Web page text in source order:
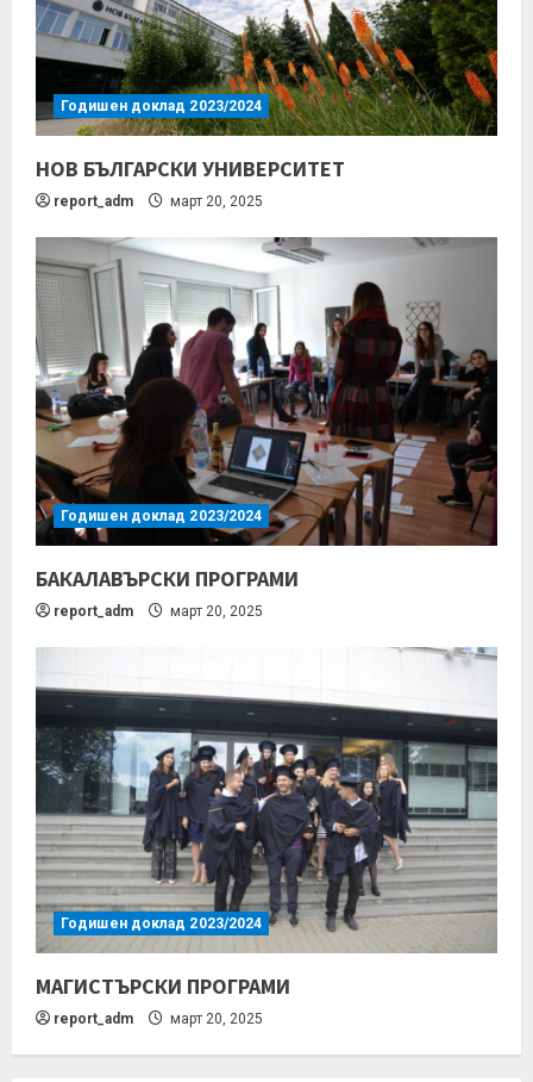
Годишен доклад 2023/2024
НОВ БЪЛГАРСКИ УНИВЕРСИТЕТ
report_adm март 20, 2025
Годишен доклад 2023/2024
БАКАЛАВЪРСКИ ПРОГРАМИ
report_adm март 20, 2025
Годишен доклад 2023/2024
МАГИСТЪРСКИ ПРОГРАМИ
report_adm март 20, 2025